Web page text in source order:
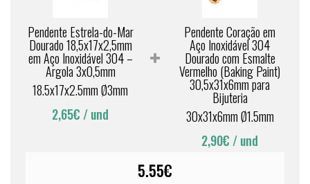
Pendente Estrela-do-Mar
Dourado 18,5x17x2,5mm
em Aço Inoxidável 304 –
Argola 3x0,5mm
18.5x17x2.5mm Ø3mm
2,65€ / und
Pendente Coração em
Aço Inoxidável 304
Dourado com Esmalte
Vermelho (Baking Paint)
30,5x31x6mm para
Bijuteria
30x31x6mm Ø1.5mm
2,90€ / und
5.55€